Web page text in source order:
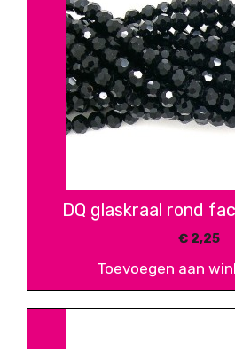
DQ glaskraal rond
€2,25
Toevoegen aan